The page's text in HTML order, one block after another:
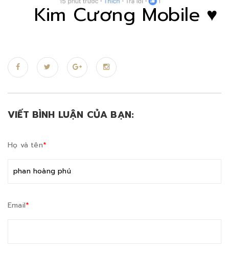
Kim Cương Mobile ♥
VIẾT BÌNH LUẬN CỦA BẠN:
Họ và tên*
Email*